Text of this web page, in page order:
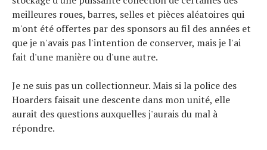
meilleures roues, barres, selles et pièces aléatoires qui
m'ont été offertes par des sponsors au fil des années et
que je n'avais pas l'intention de conserver, mais je l'ai
fait d'une manière ou d'une autre.
Je ne suis pas un collectionneur. Mais si la police des
Hoarders faisait une descente dans mon unité, elle
aurait des questions auxquelles j'aurais du mal à
répondre.